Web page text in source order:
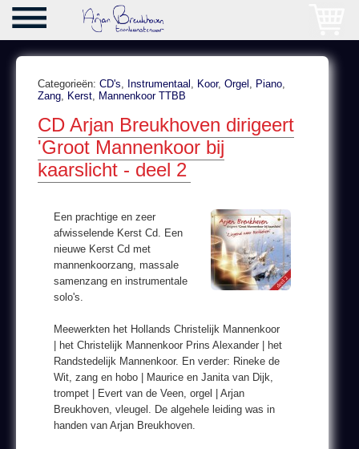
Categorieën: CD's, Instrumentaal , Koor, Orgel , Piano,
Zang, Kerst, Mannenkoor TTBB
CD Arjan Breukhoven dirigeert
'Groot Mannenkoor bij
kaarslicht - deel 2
Een prachtige en zeer
afwisselende Kerst Cd. Een
nieuwe Kerst Cd met
mannenkoorzang, massale
samenzang en instrumentale
solo's.
Meewerkten het Hollands Christelijk Mannenkoor
| het Christelijk Mannenkoor Prins Alexander | het
Randstedelijk Mannenkoor. En verder: Rineke de
Wit, zang en hobo | Maurice en Janita van Dijk,
trompet | Evert van de Veen, orgel | Arjan
Breukhoven, vleugel. De algehele leiding was in
handen van Arjan Breukhoven.